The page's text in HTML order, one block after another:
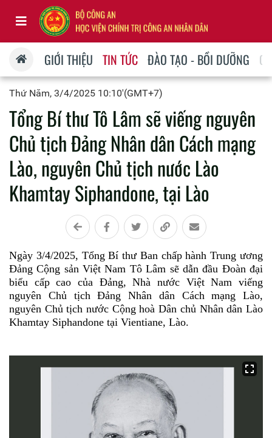
GIỚI THIỆU TIN TỨC ĐÀO TẠO - BỒI DƯỠNG
Thứ Năm, 3/4/2025 10:10'(GMT+7)
Tổng Bí thư Tô Lâm sẽ viếng nguyên
Chủ tịch Đảng Nhân dân Cách mạng
Lào, nguyên Chủ tịch nước Lào
Khamtay Siphandone, tại Lào
Ngày 3/4/2025, Tổng Bí thư Ban chấp hành Trung ương
Đảng Cộng sản Việt Nam Tô Lâm sẽ dẫn đầu Đoàn đại
biểu cấp cao của Đảng, Nhà nước Việt Nam viếng
nguyên Chủ tịch Đảng Nhân dân Cách mạng Lào,
nguyên Chủ tịch nước Cộng hoà Dân chủ Nhân dân Lào
Khamtay Siphandone tại Vientiane, Lào.